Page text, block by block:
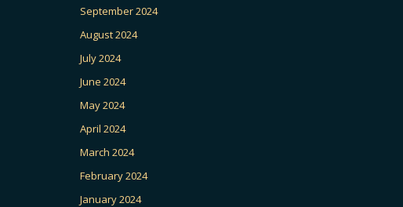
September 2024
August 2024
July 2024
June 2024
May 2024
April 2024
March 2024
February 2024
January 2024